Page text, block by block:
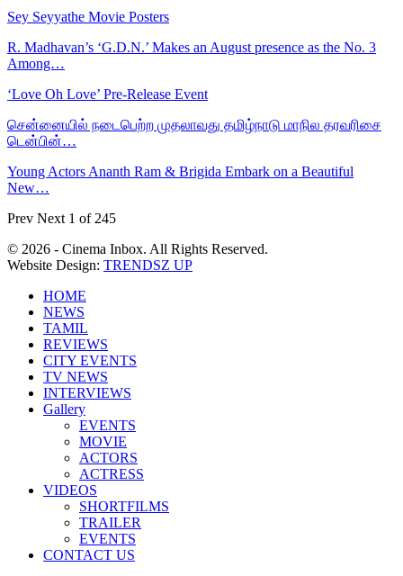
Sey Seyyathe Movie Posters
R. Madhavan’s ‘G.D.N.’ Makes an August presence as the No. 3
Among…
‘Love Oh Love’ Pre-Release Event
சென்னையில் நடைபெற்ற முதலாவது தமிழ்நாடு மாநில தரவரிசை
டென்பின்…
Young Actors Ananth Ram & Brigida Embark on a Beautiful
New…
Prev Next 1 of 245
© 2026 - Cinema Inbox. All Rights Reserved.
Website Design: TRENDSZ UP
HOME
NEWS
TAMIL
REVIEWS
CITY EVENTS
TV NEWS
INTERVIEWS
Gallery
EVENTS
MOVIE
ACTORS
ACTRESS
VIDEOS
SHORTFILMS
TRAILER
EVENTS
CONTACT US